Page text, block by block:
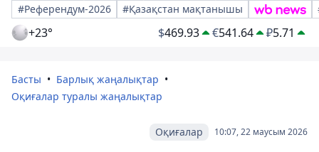
#Референдум-2026
#Қазақстан мақтанышы
+23° $469.93 €541.64 ₽5.71
Басты
Барлық жаңалықтар
Оқиғалар туралы жаңалықтар
10:07, 22 маусым 2026
Оқиғалар